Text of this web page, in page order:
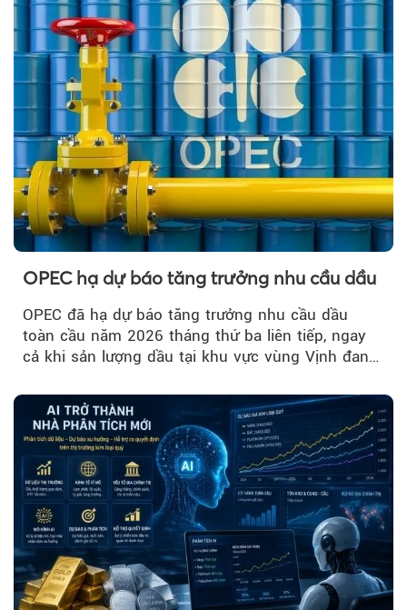
OPEC hạ dự báo tăng trưởng nhu cầu dầu
OPEC đã hạ dự báo tăng trưởng nhu cầu dầu
toàn cầu năm 2026 tháng thứ ba liên tiếp, ngay
cả khi sản lượng dầu tại khu vực vùng Vịnh đang